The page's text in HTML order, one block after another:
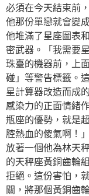
必須在今天結束前
他那份單戀就會變
他堆滿了星座圖表
密武器。「我需要
珠臺的機器前，上
碰」等警告標籤。
星計算器改造而成
感染力的正面情緒
瓶座的優勢，就是
腔熱血的傻氣啊！
放著一個他為林天
的天秤座黃銅齒輪
拒絕。這份害怕，
關，將那個黃銅齒